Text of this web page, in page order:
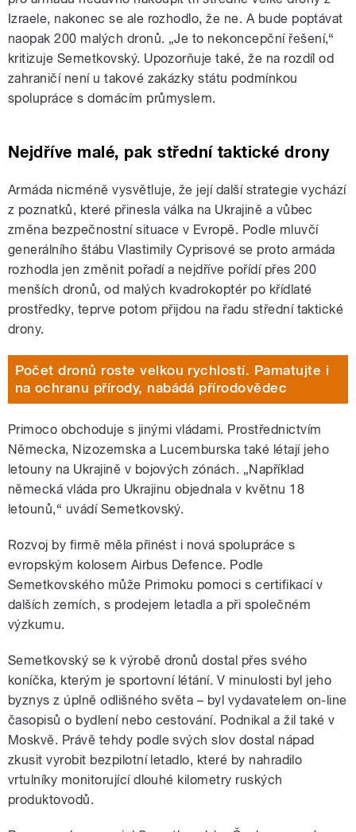
Izraele, nakonec se ale rozhodlo, že ne. A bude poptávat
naopak 200 malých dronů. „Je to nekoncepční řešení,“
kritizuje Semetkovský. Upozorňuje také, že na rozdíl od
zahraničí není u takové zakázky státu podmínkou
spolupráce s domácím průmyslem.
Nejdříve malé, pak střední taktické drony
Armáda nicméně vysvětluje, že její další strategie vychází
z poznatků, které přinesla válka na Ukrajině a vůbec
změna bezpečnostní situace v Evropě. Podle mluvčí
generálního štábu Vlastimily Cyprisové se proto armáda
rozhodla jen změnit pořadí a nejdříve pořídí přes 200
menších dronů, od malých kvadrokoptér po křídlaté
prostředky, teprve potom přijdou na řadu střední taktické
drony.
Počet dronů roste velkou rychlostí. Pamatujte i
na ochranu přírody, nabádá přírodovědec
Primoco obchoduje s jinými vládami. Prostřednictvím
Německa, Nizozemska a Lucemburska také létají jeho
letouny na Ukrajině v bojových zónách. „Například
německá vláda pro Ukrajinu objednala v květnu 18
letounů,“ uvádí Semetkovský.
Rozvoj by firmě měla přinést i nová spolupráce s
evropským kolosem Airbus Defence. Podle
Semetkovského může Primoku pomoci s certifikací v
dalších zemích, s prodejem letadla a při společném
výzkumu.
Semetkovský se k výrobě dronů dostal přes svého
koníčka, kterým je sportovní létání. V minulosti byl jeho
byznys z úplně odlišného světa – byl vydavatelem on-line
časopisů o bydlení nebo cestování. Podnikal a žil také v
Moskvě. Právě tehdy podle svých slov dostal nápad
zkusit vyrobit bezpilotní letadlo, které by nahradilo
vrtulníky monitorující dlouhé kilometry ruských
produktovodů.